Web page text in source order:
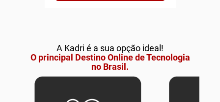
A Kadri é a sua opção ideal!
O principal Destino Online de Tecnologia
no Brasil.